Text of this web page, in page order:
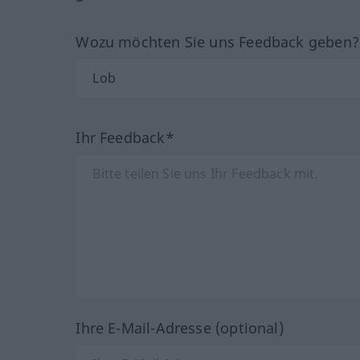
Wozu möchten Sie uns Feedback
Ihr Feedback*
Ihre E-Mail-Adresse (optional)